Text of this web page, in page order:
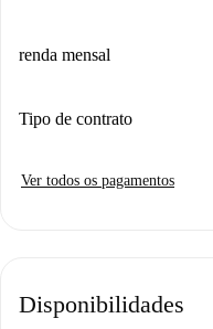
renda mensal
Tipo de contrato
Ver todos os pagamentos
Disponibilidades